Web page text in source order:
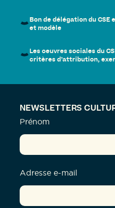
Bon de délégation du
et modèle
Les oeuvres sociales du
critères d’attribution,
NEWSLETTERS
Prénom
Adresse e-mail